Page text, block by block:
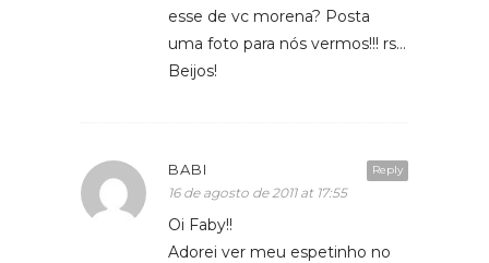
esse de vc morena? Posta
uma foto para nós vermos!!! rs…
Beijos!
Reply
BABI
16 de agosto de 2011 at 17:55
Oi Faby!!
Adorei ver meu espetinho no